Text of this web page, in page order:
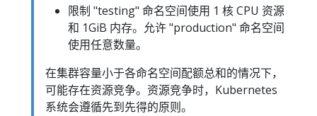
限制 "testing" 命名空间使用 1 核 CPU 资源
和 1GiB 内存。允许 "production" 命名空间
使用任意数量。
在集群容量小于各命名空间配额总和的情况下，
可能存在资源竞争。资源竞争时，Kubernetes
系统会遵循先到先得的原则。